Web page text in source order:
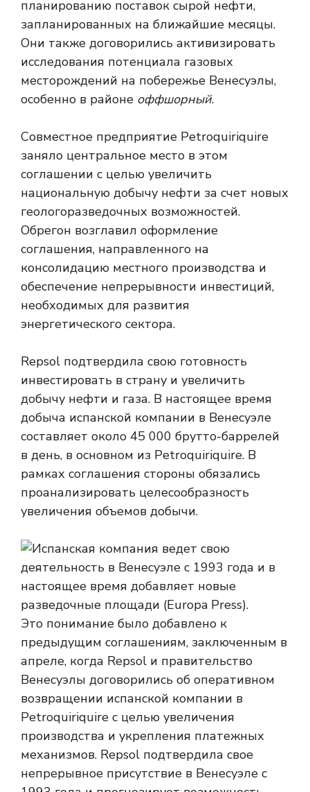
планированию поставок сырой нефти,
запланированных на ближайшие месяцы.
Они также договорились активизировать
исследования потенциала газовых
месторождений на побережье Венесуэлы,
особенно в районе оффшорный.
Совместное предприятие Petroquiriquire
заняло центральное место в этом
соглашении с целью увеличить
национальную добычу нефти за счет новых
геологоразведочных возможностей.
Обрегон возглавил оформление
соглашения, направленного на
консолидацию местного производства и
обеспечение непрерывности инвестиций,
необходимых для развития
энергетического сектора.
Repsol подтвердила свою готовность
инвестировать в страну и увеличить
добычу нефти и газа. В настоящее время
добыча испанской компании в Венесуэле
составляет около 45 000 брутто-баррелей
в день, в основном из Petroquiriquire. В
рамках соглашения стороны обязались
проанализировать целесообразность
увеличения объемов добычи.
Это понимание было добавлено к
предыдущим соглашениям, заключенным в
апреле, когда Repsol и правительство
Венесуэлы договорились об оперативном
возвращении испанской компании в
Petroquiriquire с целью увеличения
производства и укрепления платежных
механизмов. Repsol подтвердила свое
непрерывное присутствие в Венесуэле с